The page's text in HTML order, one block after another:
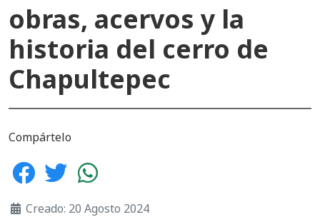
obras, acervos y la
historia del cerro de
Chapultepec
Compártelo
Creado: 20 Agosto 2024